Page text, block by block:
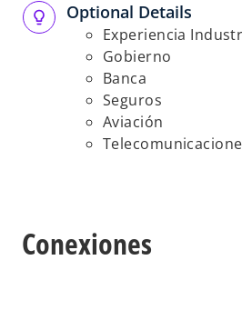
Optional Details
Experiencia
Gobierno
Banca
Seguros
Aviación
Conexiones